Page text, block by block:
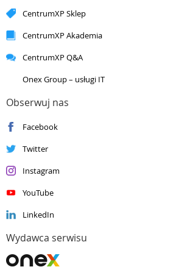
Silver
Silver Application Integration
Silver Cloud Platform
Silver Collaboration and Content
Data Platform
Silver DevOps
Silver Enterprise Mobility Management
CentrumXP Sklep
CentrumXP Akademia
CentrumXP Q&A
Onex Group – usługi IT
Obserwuj nas
Facebook
Twitter
Instagram
YouTube
LinkedIn
Wydawca serwisu